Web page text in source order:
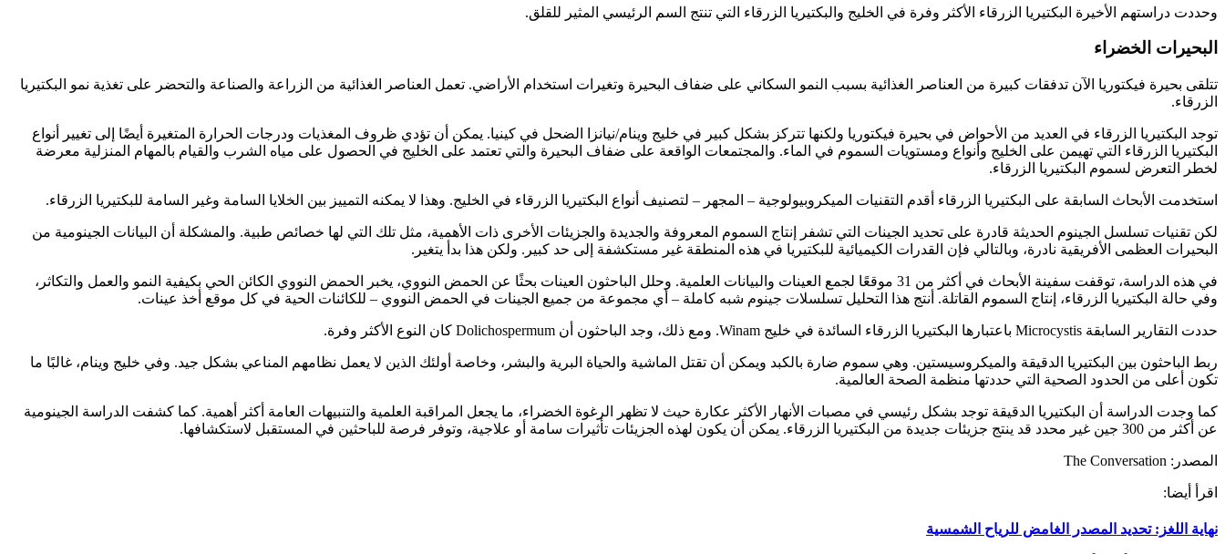
وحددت دراستهم الأخيرة البكتيريا الزرقاء الأكثر وفرة في الخليج والبكتيريا الزرقاء التي تنتج السم الرئيسي المثير للقلق.
البحيرات الخضراء
تتلقى بحيرة فيكتوريا الآن تدفقات كبيرة من العناصر الغذائية بسبب النمو السكاني على ضفاف البحيرة وتغيرات استخدام الأراضي. تعمل العناصر الغذائية من الزراعة والصناعة والتحضر على تغذية نمو البكتيريا
الزرقاء.
توجد البكتيريا الزرقاء في العديد من الأحواض في بحيرة فيكتوريا ولكنها تتركز بشكل كبير في خليج وينام/نيانزا الضحل في كينيا. يمكن أن تؤدي ظروف المغذيات ودرجات الحرارة المتغيرة أيضًا إلى تغيير أنواع
البكتيريا الزرقاء التي تهيمن على الخليج وأنواع ومستويات السموم في الماء. والمجتمعات الواقعة على ضفاف البحيرة والتي تعتمد على الخليج في الحصول على مياه الشرب والقيام بالمهام المنزلية معرضة
لخطر التعرض لسموم البكتيريا الزرقاء.
استخدمت الأبحاث السابقة على البكتيريا الزرقاء أقدم التقنيات الميكروبيولوجية – المجهر – لتصنيف أنواع البكتيريا الزرقاء في الخليج. وهذا لا يمكنه التمييز بين الخلايا السامة وغير السامة للبكتيريا الزرقاء.
لكن تقنيات تسلسل الجينوم الحديثة قادرة على تحديد الجينات التي تشفر إنتاج السموم المعروفة والجديدة والجزيئات الأخرى ذات الأهمية، مثل تلك التي لها خصائص طبية. والمشكلة أن البيانات الجينومية من
البحيرات العظمى الأفريقية نادرة، وبالتالي فإن القدرات الكيميائية للبكتيريا في هذه المنطقة غير مستكشفة إلى حد كبير. ولكن هذا بدأ يتغير.
في هذه الدراسة، توقفت سفينة الأبحاث في أكثر من 31 موقعًا لجمع العينات والبيانات العلمية. وحلل الباحثون العينات بحثًا عن الحمض النووي، يخبر الحمض النووي الكائن الحي بكيفية النمو والعمل والتكاثر،
وفي حالة البكتيريا الزرقاء، إنتاج السموم القاتلة. أنتج هذا التحليل تسلسلات جينوم شبه كاملة – أي مجموعة من جميع الجينات في الحمض النووي – للكائنات الحية في كل موقع أخذ عينات.
حددت التقارير السابقة Microcystis باعتبارها البكتيريا الزرقاء السائدة في خليج Winam. ومع ذلك، وجد الباحثون أن Dolichospermum كان النوع الأكثر وفرة.
ربط الباحثون بين البكتيريا الدقيقة والميكروسيستين. وهي سموم ضارة بالكبد ويمكن أن تقتل الماشية والحياة البرية والبشر، وخاصة أولئك الذين لا يعمل نظامهم المناعي بشكل جيد. وفي خليج وينام، غالبًا ما
تكون أعلى من الحدود الصحية التي حددتها منظمة الصحة العالمية.
كما وجدت الدراسة أن البكتيريا الدقيقة توجد بشكل رئيسي في مصبات الأنهار الأكثر عكارة حيث لا تظهر الرغوة الخضراء، ما يجعل المراقبة العلمية والتنبيهات العامة أكثر أهمية. كما كشفت الدراسة الجينومية
عن أكثر من 300 جين غير محدد قد ينتج جزيئات جديدة من البكتيريا الزرقاء. يمكن أن يكون لهذه الجزيئات تأثيرات سامة أو علاجية، وتوفر فرصة للباحثين في المستقبل لاستكشافها.
المصدر: The Conversation
اقرأ أيضا:
نهاية اللغز: تحديد المصدر الغامض للرياح الشمسية